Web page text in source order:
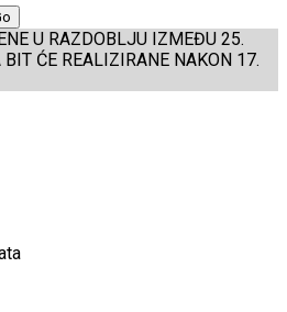
U RAZDOBLJU IZMEĐU 25.
ĆE REALIZIRANE NAKON 17.
Poredano